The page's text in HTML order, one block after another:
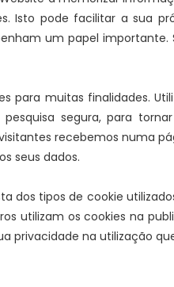
Isto pode facilitar a sua
um papel importante.
para muitas finalidades.
pesquisa segura, para
recebemos numa
seus dados.
dos tipos de cookie
utilizam os cookies na
privacidade na utilização